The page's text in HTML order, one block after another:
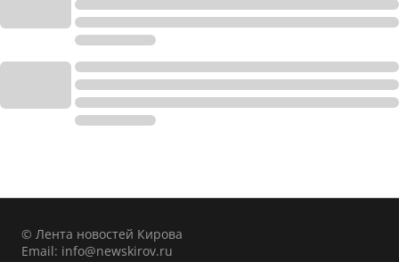
© Лента новостей Кирова
Email: info@newskirov.ru